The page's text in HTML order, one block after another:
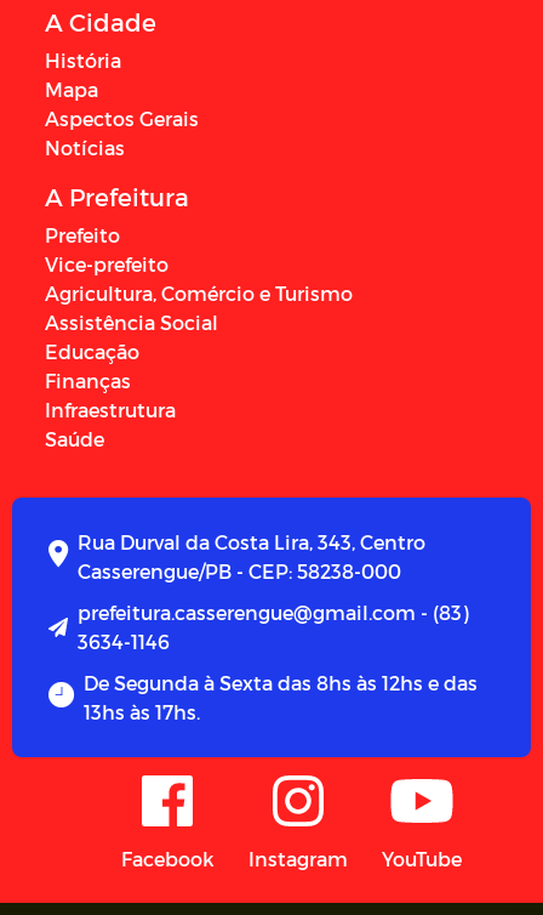
A Cidade
História
Mapa
Aspectos Gerais
Notícias
A Prefeitura
Prefeito
Vice-prefeito
Agricultura, Comércio e Turismo
Assistência Social
Educação
Finanças
Infraestrutura
Saúde
Rua Durval da Costa Lira, 343, Centro
Casserengue/PB - CEP: 58238-000
prefeitura.casserengue@gmail.com - (83)
3634-1146
De Segunda à Sexta das 8hs às 12hs e das
13hs às 17hs.
Facebook Instagram YouTube